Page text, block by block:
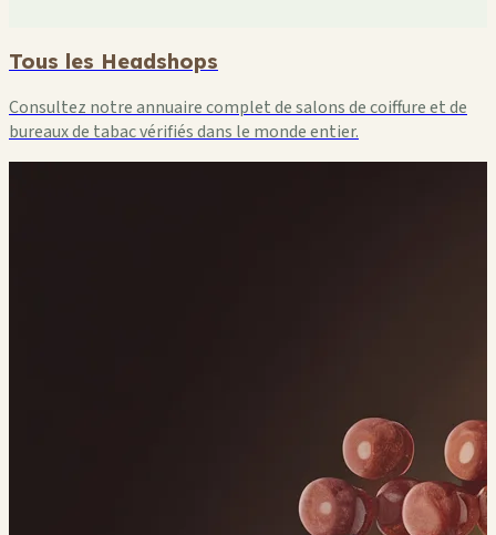
Tous les Headshops
Consultez notre annuaire complet de salons de coiffure et de
bureaux de tabac vérifiés dans le monde entier.